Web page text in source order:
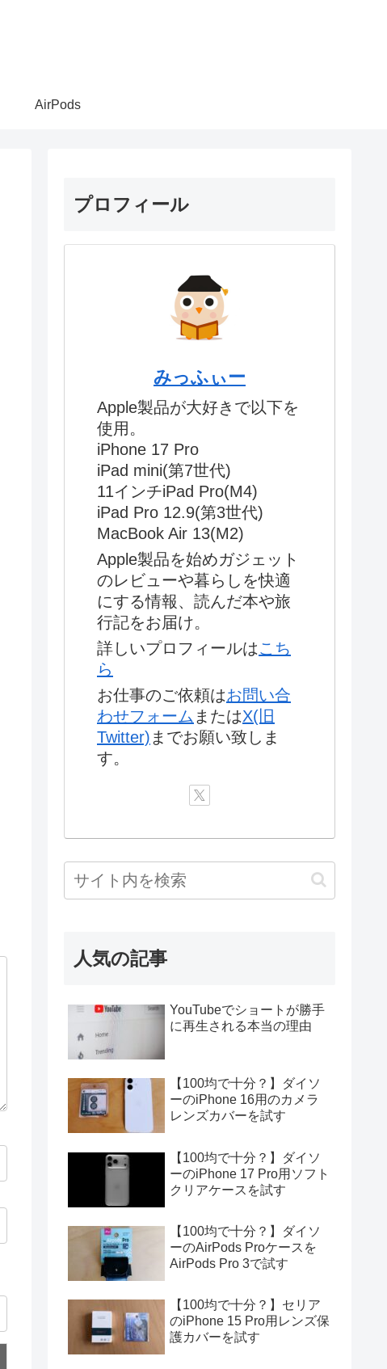
AirPods
プロフィール
みっふぃー
Apple製品が大好きで以下を
使用。
iPhone 17 Pro
iPad mini(第7世代)
11インチiPad Pro(M4)
iPad Pro 12.9(第3世代)
MacBook Air 13(M2)
Apple製品を始めガジェット
のレビューや暮らしを快適
にする情報、読んだ本や旅
行記をお届け。
詳しいプロフィールはこち
ら
お仕事のご依頼はお問い合
わせフォーム またはX(旧
Twitter) までお願い致しま
す。
人気の記事
YouTubeでショートが勝手
に再生される本当の理由
【100均で十分？】ダイソ
ーのiPhone 16用のカメラ
レンズカバーを試す
【100均で十分？】ダイソ
ーのiPhone 17 Pro用ソフト
クリアケースを試す
【100均で十分？】ダイソ
ーのAirPods Proケースを
AirPods Pro 3で試す
【100均で十分？】セリア
のiPhone 15 Pro用レンズ保
護カバーを試す